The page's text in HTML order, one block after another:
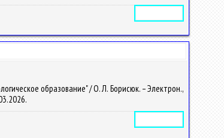
образование" / О. Л. Борисюк. – Электрон.,